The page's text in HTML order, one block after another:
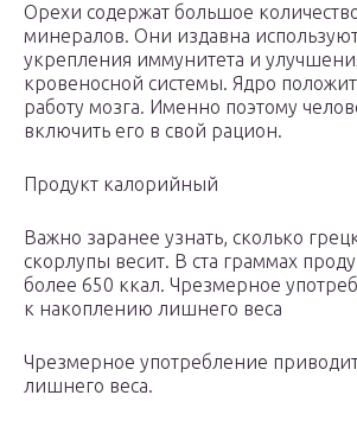
Орехи содержат большое
минералов. Они издавна
укрепления иммунитета и
кровеносной системы. Ядро
работу мозга. Именно поэтому
включить его в свой рацион.
Продукт калорийный
Важно заранее узнать, сколько
скорлупы весит. В ста граммах
более 650 ккал. Чрезмерное
к накоплению лишнего веса
Чрезмерное употребление
лишнего веса.